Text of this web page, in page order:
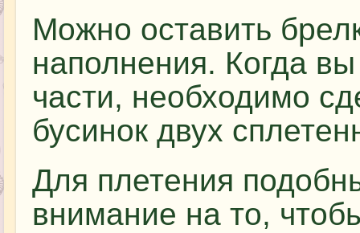
Можно оставить
наполнения. Когда
части, необходимо
бусинок двух
Для плетения
внимание на то,